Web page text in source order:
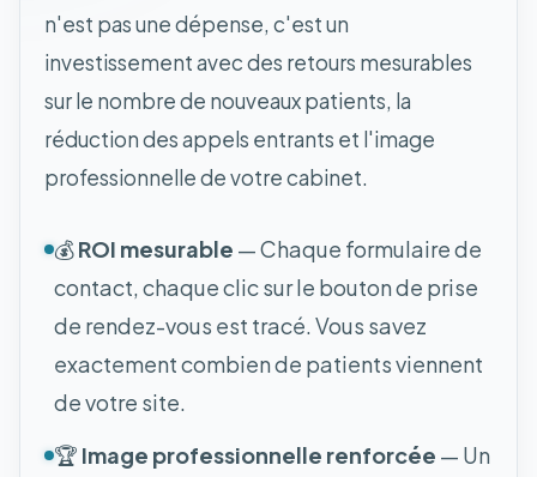
n'est pas une dépense, c'est un
investissement avec des retours mesurables
sur le nombre de nouveaux patients, la
réduction des appels entrants et l'image
professionnelle de votre cabinet.
💰ROI mesurable — Chaque formulaire de
contact, chaque clic sur le bouton de prise
de rendez-vous est tracé. Vous savez
exactement combien de patients viennent
de votre site.
🏆 Image professionnelle renforcée — Un